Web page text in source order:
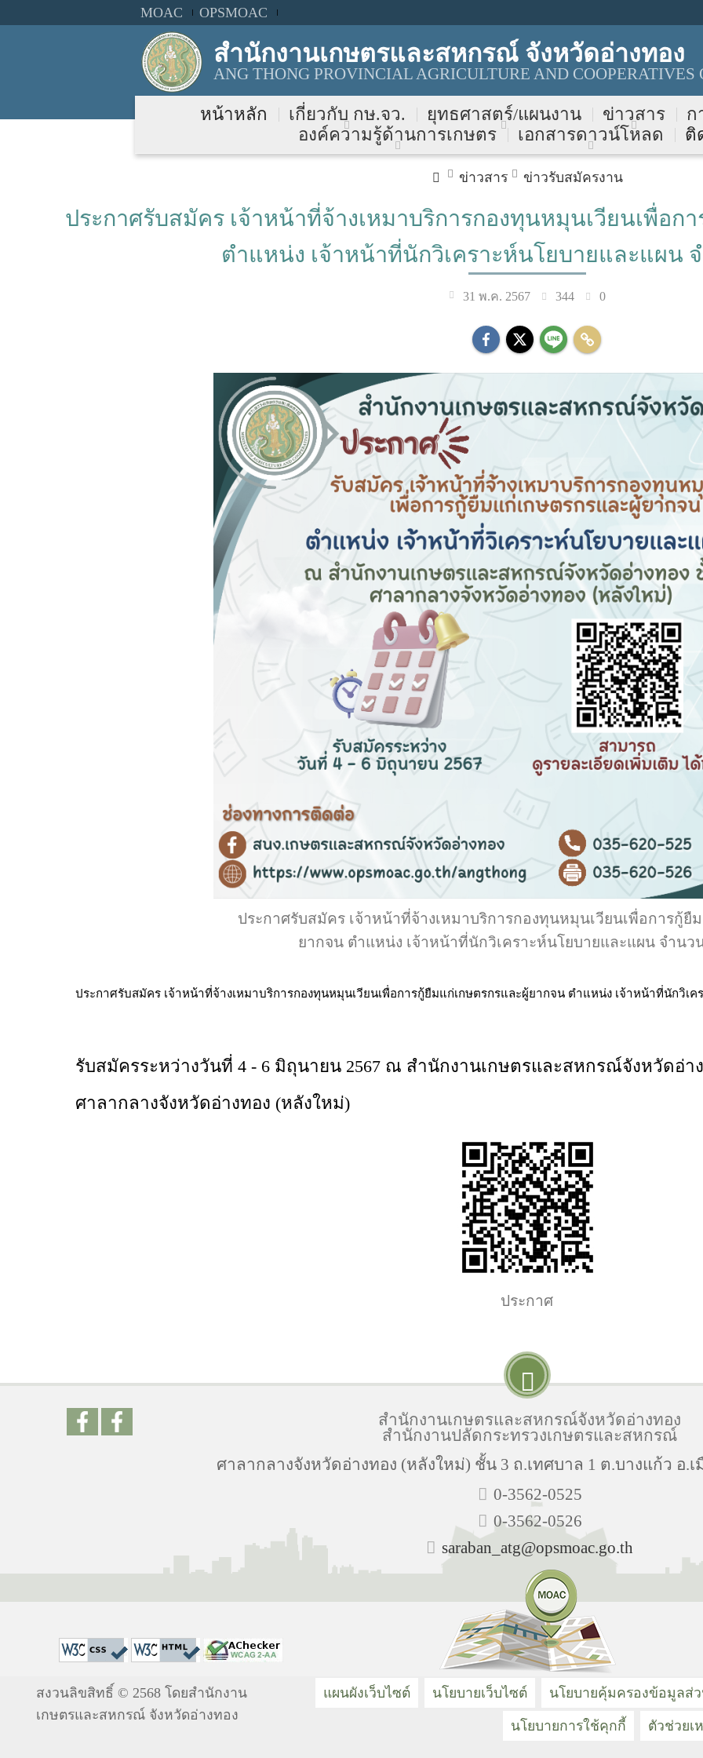
MOAC OPSMOAC
สำนักงานเกษตรและสหกรณ์ จังหวัดอ่างทอง
ANG THONG PROVINCIAL AGRICULTURE AND COOPERATIVES
หน้าหลัก เกี่ยวกับ กษ.จว. ยุทธศาสตร์/แผนงาน ข่าวสาร
ก
องค์ความรู้ด้านการเกษตร
เอกสารดาวน์โหลด ติ
ข่าวสาร ข่าวรับสมัครงาน
ประกาศรับสมัคร เจ้าหน้าที่จ้างเหมาบริการกองทุนหมุนเวียนเพื่อก
ตำแหน่ง เจ้าหน้าที่นักวิเคราะห์นโยบายและแผน
31 พ.ค. 2567 344 0
ประกาศรับสมัคร เจ้าหน้าที่จ้างเหมาบริการกองทุนหมุนเวียนเพื่อการกู้ยื
ยากจน ตำแหน่ง เจ้าหน้าที่นักวิเคราะห์นโยบายและแผน จำนว
ประกาศรับสมัคร เจ้าหน้าที่จ้างเหมาบริการกองทุนหมุนเวียนเพื่อการกู้ยืมแก่เกษตรกรและผู้ยากจน ตำแหน่ง เจ้าหน้าที่นักวิเ
รับสมัครระหว่างวันที่ 4 - 6 มิถุนายน 2567 ณ สำนักงานเกษตรและสหกรณ์จังหวัดอ่า
ศาลากลางจังหวัดอ่างทอง (หลังใหม่)
ประกาศ
สำนักงานเกษตรและสหกรณ์จังหวัดอ่างทอง
สำนักงานปลัดกระทรวงเกษตรและสหกรณ์
ศาลากลางจังหวัดอ่างทอง (หลังใหม่) ชั้น 3 ถ.เทศบาล 1 ต.บางแก้ว อ.เ
0-3562-0525
0-3562-0526
saraban_atg@opsmoac.go.th
สงวนลิขสิทธิ์ © 2568 โดยสำนักงาน
เกษตรและสหกรณ์ จังหวัดอ่างทอง
แผนผังเว็บไซต์ นโยบายเว็บไซต์ นโยบายคุ้มครองข้อมูลส่
นโยบายการใช้คุกกี้ ตัวช่วยเ